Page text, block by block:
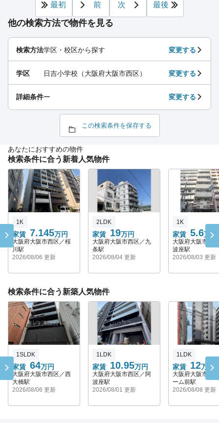
他の検索方法で物件を見る
検索方法学区・校区から探す 変更する
学区 日吉小学校（大阪府大阪市西区） 変更する
詳細条件ー 変更する
この検索条件を保存する
最初 前 次 最後
あなたにおすすめの物件
検索条件に合う新着人気物件
1K
家賃 7.145万円
大阪府大阪市西区／桜
川駅
2026/08/06 更新
2LDK
家賃 19万円
大阪府大阪市西区／九
条駅
2026/08/04 更新
1K
家賃 5.6万円
大阪府大阪市西
波座駅
2026/08/03 更新
検索条件に合う新築人気物件
1SLDK
家賃 64万円
大阪府大阪市西区／西
大橋駅
2026/08/06 更新
1LDK
家賃 10.95万円
大阪府大阪市西区／阿
波座駅
2026/08/01 更新
1LDK
家賃 12万円
大阪府大阪市西
ーム前駅
2026/08/08 更新